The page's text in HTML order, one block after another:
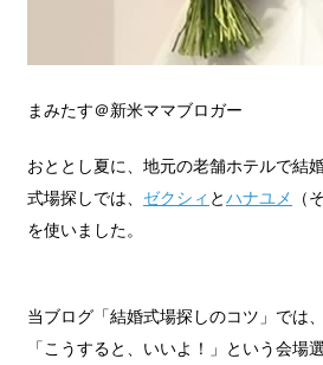
まみたす＠新米ママブロガー
おととし夏に、地元の老舗ホテルで結
式場探しでは、 ゼクシィ とハナユメ （
を使いました。
当ブログ「結婚式場探しのコツ」では
「こうすると、いいよ！」という会場